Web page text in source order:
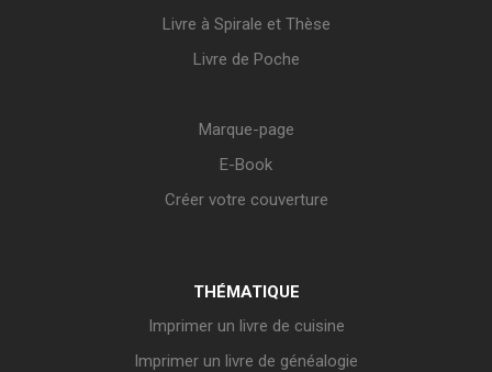
Livre à Spirale et Thèse
Livre de Poche
Marque-page
E-Book
Créer votre couverture
THÉMATIQUE
Imprimer un livre de cuisine
Imprimer un livre de généalogie